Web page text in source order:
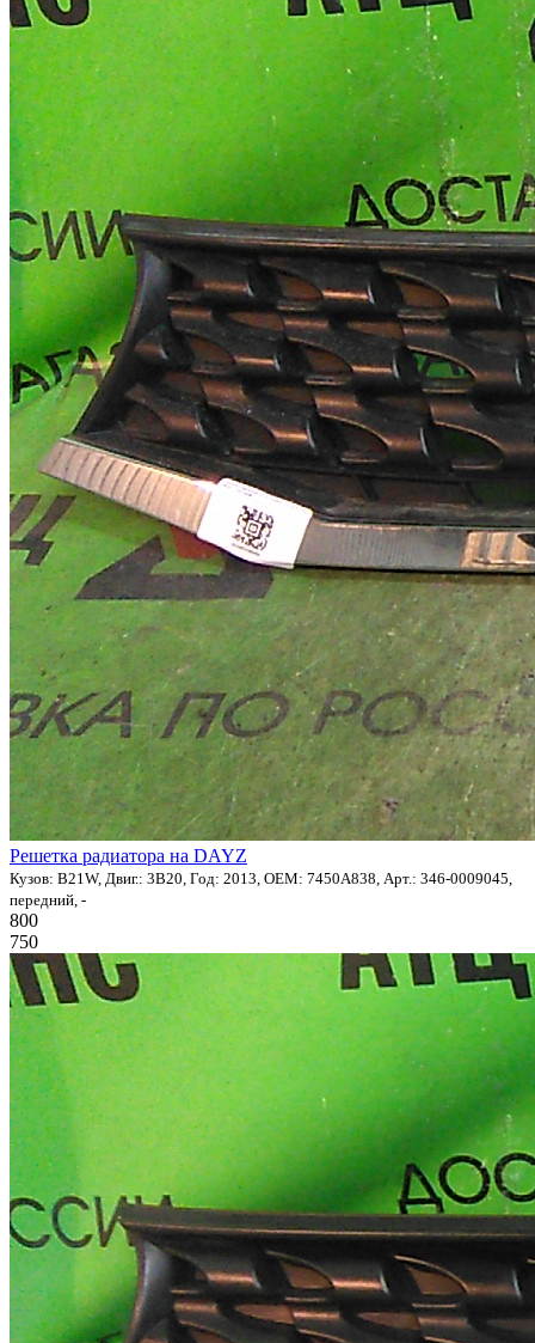
Решетка радиатора на DAYZ
Кузов: B21W, Двиг.: 3B20, Год: 2013, OEM: 7450A838, Арт.: 346-0009045,
передний, -
800
750